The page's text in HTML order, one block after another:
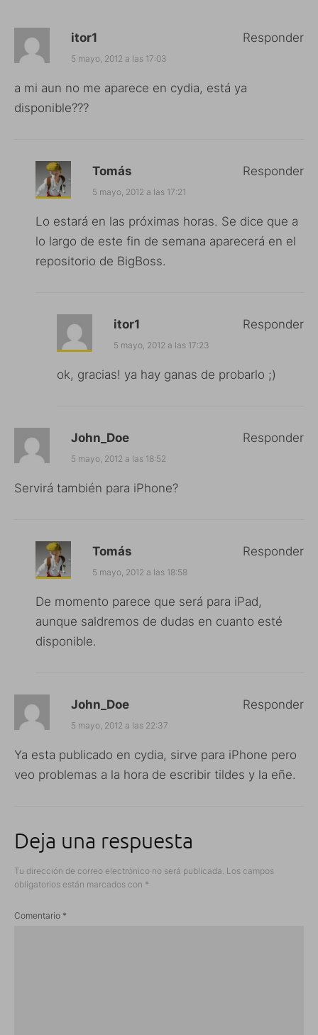
itor1
5 mayo, 2012 a las 17:03
a mi aun no me aparece en cydia, está ya
disponible???
Responder
Tomás
5 mayo, 2012 a las 17:21
Lo estará en las próximas horas. Se dice que a
lo largo de este fin de semana aparecerá en el
repositorio de BigBoss.
Responder
itor1
5 mayo, 2012 a las 17:23
ok, gracias! ya hay ganas de probarlo ;)
Responder
John_Doe
5 mayo, 2012 a las 18:52
Servirá también para iPhone?
Responder
Tomás
5 mayo, 2012 a las 18:58
De momento parece que será para iPad,
aunque saldremos de dudas en cuanto esté
disponible.
Responder
John_Doe
5 mayo, 2012 a las 22:37
Ya esta publicado en cydia, sirve para iPhone pero
veo problemas a la hora de escribir tildes y la eñe.
Responder
Deja una respuesta
Tu dirección de correo electrónico no será publicada. Los campos
obligatorios están marcados con *
Comentario *